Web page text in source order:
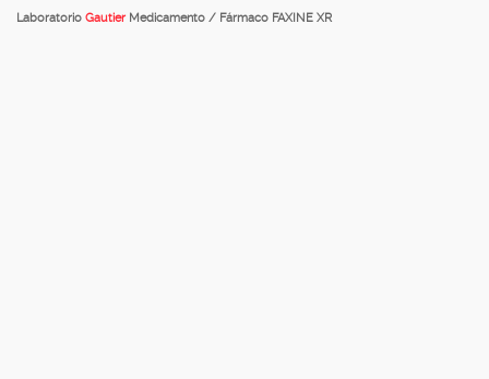
Laboratorio Gautier Medicamento / Fármaco FAXINE XR